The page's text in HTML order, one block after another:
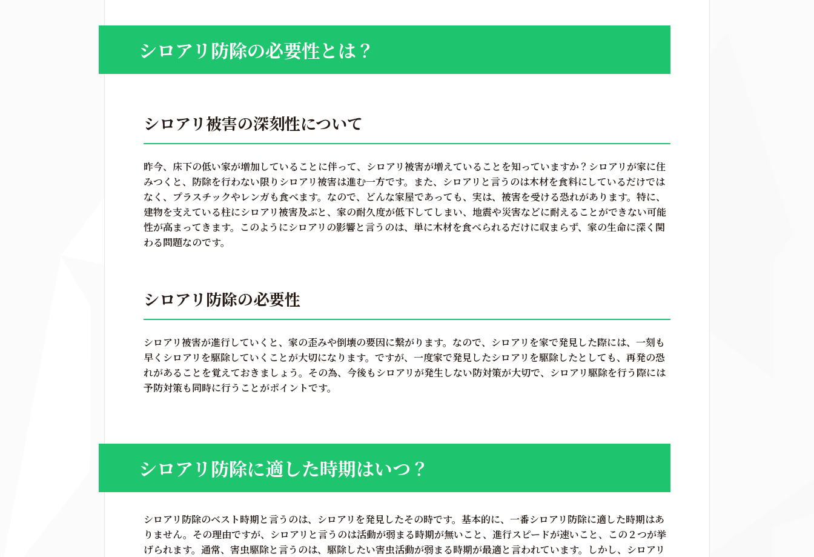
シロアリ防除の必要性とは？
シロアリ被害の深刻性について
昨今、床下の低い家が増加していることに伴って、シロアリ被害が増えていることを知っていますか？シロアリが家に住
みつくと、防除を行わない限りシロアリ被害は進む一方です。また、シロアリと言うのは木材を食料にしているだけでは
なく、プラスチックやレンガも食べます。なので、どんな家屋であっても、実は、被害を受ける恐れがあります。特に、
建物を支えている柱にシロアリ被害及ぶと、家の耐久度が低下してしまい、地震や災害などに耐えることができない可能
性が高まってきます。このようにシロアリの影響と言うのは、単に木材を食べられるだけに収まらず、家の生命に深く関
わる問題なのです。
シロアリ防除の必要性
シロアリ被害が進行していくと、家の歪みや倒壊の要因に繋がります。なので、シロアリを家で発見した際には、一刻も
早くシロアリを駆除していくことが大切になります。ですが、一度家で発見したシロアリを駆除したとしても、再発の恐
れがあることを覚えておきましょう。その為、今後もシロアリが発生しない防対策が大切で、シロアリ駆除を行う際には
予防対策も同時に行うことがポイントです。
シロアリ防除に適した時期はいつ？
シロアリ防除のベスト時期と言うのは、シロアリを発見したその時です。基本的に、一番シロアリ防除に適した時期はあ
りません。その理由ですが、シロアリと言うのは活動が弱まる時期が無いこと、進行スピードが速いこと、この２つが挙
げられます。通常、害虫駆除と言うのは、駆除したい害虫活動が弱まる時期が最適と言われています。しかし、シロアリ